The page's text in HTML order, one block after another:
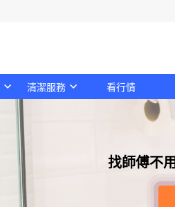
清潔服務 看行情
找師傅不